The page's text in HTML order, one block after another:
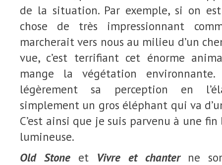
de la situation. Par exemple, si on
chose de très impressionnant
marcherait vers nous au milieu d’un
vue, c’est terrifiant cet énorme
mange la végétation
légèrement sa perception en
simplement un gros éléphant qui va
C’est ainsi que je suis parvenu à une
lumineuse.
Old Stoneet Vivre et chanterne